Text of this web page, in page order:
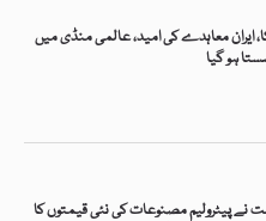
ایران معاہدے کی امید، عالمی منڈی میں
ہو گیا
نے پیٹرولیم مصنوعات کی نئی قیمتوں کا